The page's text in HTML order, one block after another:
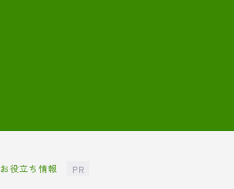
お役立ち情報 PR